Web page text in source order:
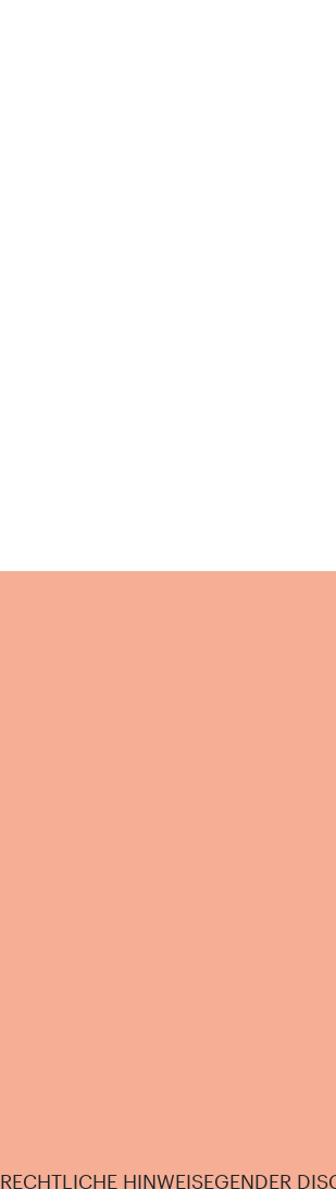
RECHTLICHE HINWEISEGENDER